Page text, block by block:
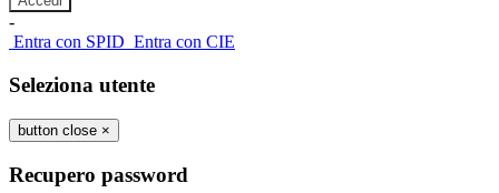
-
Entra con SPID Entra con CIE
Seleziona utente
button close ×
Recupero password